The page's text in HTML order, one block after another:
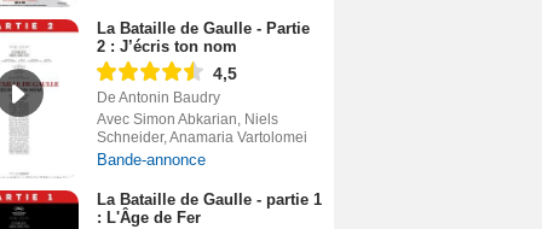
La Bataille de Gaulle - Partie
2 : J’écris ton nom
4,5
De Antonin Baudry
Avec Simon Abkarian, Niels
Schneider, Anamaria Vartolomei
Bande-annonce
La Bataille de Gaulle - partie 1
: L'Âge de Fer